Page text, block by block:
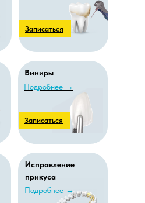
Виниры
Подробнее →
Записаться
Записаться
Исправление
прикуса
Подробнее →